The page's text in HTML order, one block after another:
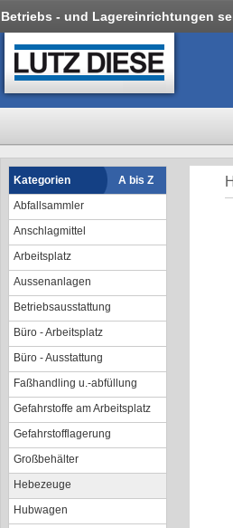
Betriebs - und Lagereinrichtungen
Kategorien
A bis Z
Abfallsammler
Anschlagmittel
Arbeitsplatz
Aussenanlagen
Betriebsausstattung
Büro - Arbeitsplatz
Büro - Ausstattung
Faßhandling u.-abfüllung
Gefahrstoffe am Arbeitsplatz
Gefahrstofflagerung
Großbehälter
Hebezeuge
Hubwagen